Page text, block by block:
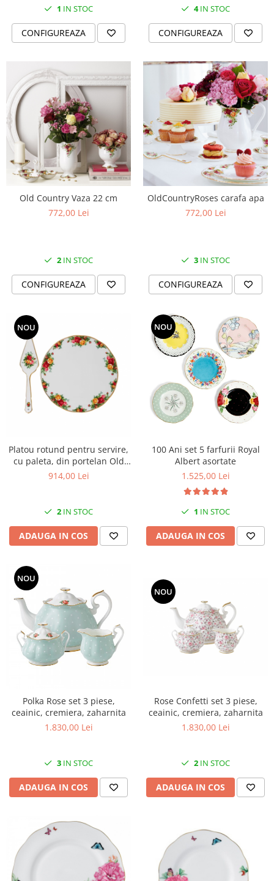
1 IN STOC
CONFIGUREAZA
4IN STOC
CONFIGUREAZA
Old Country Vaza 22 cm
772,00 Lei
2 IN STOC
CONFIGUREAZA
OldCountryRoses carafa apa
772,00 Lei
3 IN STOC
CONFIGUREAZA
NOU
Platou rotund pentru servire,
cu paleta, din portelan Old
Country, D 29cm
914,00 Lei
2 IN STOC
ADAUGA IN COS
NOU
100 Ani set 5 farfurii Royal
Albert asortate
1.525,00 Lei
1 IN STOC
ADAUGA IN COS
NOU
Polka Rose set 3 piese,
ceainic, cremiera, zaharnita
1.830,00 Lei
3 IN STOC
ADAUGA IN COS
NOU
Rose Confetti set 3 piese,
ceainic, cremiera, zaharnita
1.830,00 Lei
2 IN STOC
ADAUGA IN COS